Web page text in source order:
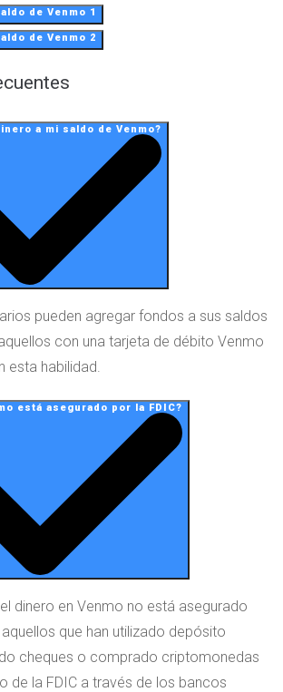
a mi saldo de Venmo?
pueden agregar fondos a sus saldos
con una tarjeta de débito Venmo
esta habilidad.
está asegurado por la FDIC?
dinero en Venmo no está asegurado
que han utilizado depósito
cheques o comprado criptomonedas
de la FDIC a través de los bancos